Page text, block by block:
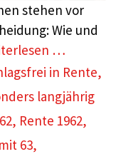
stehen vor
Wie und
…
in Rente,
langjährig
, Rente 1962,
63,